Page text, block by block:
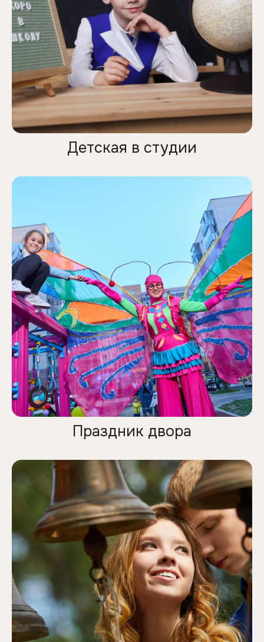
Детская в студии
Праздник двора